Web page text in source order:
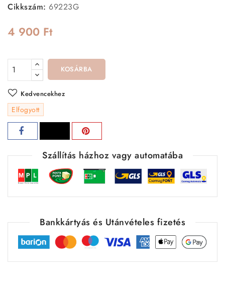
Cikkszám: 69223G
4 900 Ft
KOSÁRBA
Kedvencekhez
Elfogyott
Szállítás házhoz vagy automatába
Bankkártyás és Utánvételes fizetés